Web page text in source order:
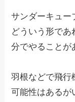
サンダーキュー
どういう形であ
分でやることが
羽根などで飛行
可能性はあるが